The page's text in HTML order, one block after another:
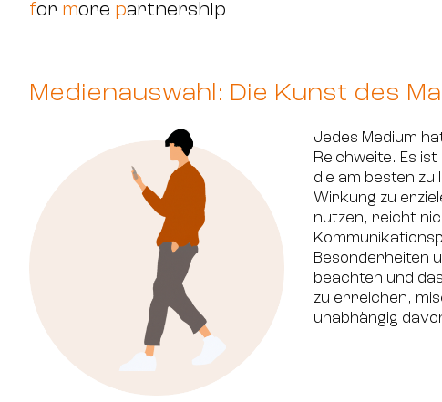
for more partnership
Medienauswahl: Die Kunst des
Jedes Medium
Reichweite. Es
die am besten zu
Wirkung zu
nutzen, reicht
Besonderheiten
beachten und
zu erreichen,
unabhängig